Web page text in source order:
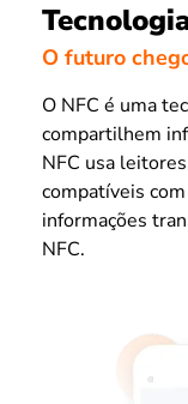
O futuro
O NFC é uma
compartilhem
NFC usa
compatíveis
informações
NFC.